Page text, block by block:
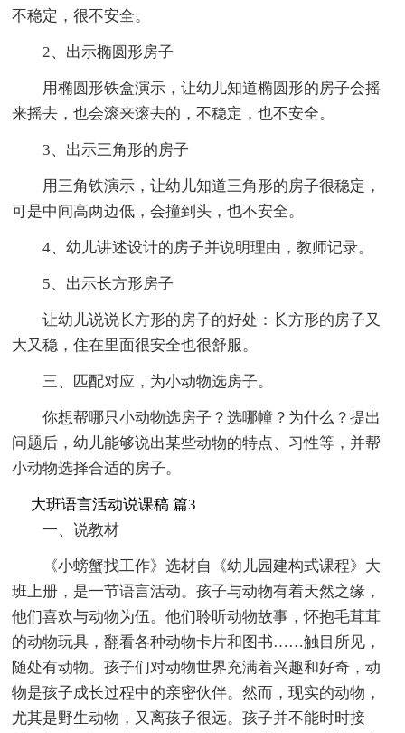
不稳定，很不安全。
2、出示椭圆形房子
用椭圆形铁盒演示，让幼儿知道椭圆形的房子会摇
来摇去，也会滚来滚去的，不稳定，也不安全。
3、出示三角形的房子
用三角铁演示，让幼儿知道三角形的房子很稳定，
可是中间高两边低，会撞到头，也不安全。
4、幼儿讲述设计的房子并说明理由，教师记录。
5、出示长方形房子
让幼儿说说长方形的房子的好处：长方形的房子又
大又稳，住在里面很安全也很舒服。
三、匹配对应，为小动物选房子。
你想帮哪只小动物选房子？选哪幢？为什么？提出
问题后，幼儿能够说出某些动物的特点、习性等，并帮
小动物选择合适的房子。
大班语言活动说课稿 篇3
一、说教材
《小螃蟹找工作》选材自《幼儿园建构式课程》大
班上册，是一节语言活动。孩子与动物有着天然之缘，
他们喜欢与动物为伍。他们聆听动物故事，怀抱毛茸茸
的动物玩具，翻看各种动物卡片和图书……触目所见，
随处有动物。孩子们对动物世界充满着兴趣和好奇，动
物是孩子成长过程中的亲密伙伴。然而，现实的动物，
尤其是野生动物，又离孩子很远。孩子并不能时时接